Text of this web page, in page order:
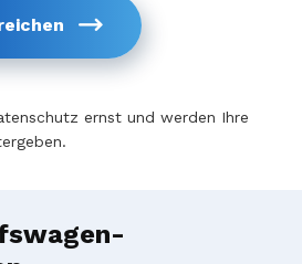
ernst und werden Ihre